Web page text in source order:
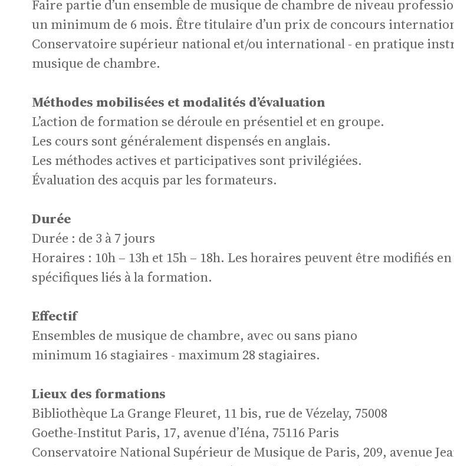
Faire partie d’un ensemble de musique de chambre de niveau
un minimum de 6 mois. Être titulaire d’un prix de concours
Conservatoire supérieur national et/ou international - en pratique
musique de chambre.
Méthodes mobilisées et modalités d’évaluation
L’action de formation se déroule en présentiel et en groupe.
Les cours sont généralement dispensés en anglais.
Les méthodes actives et participatives sont privilégiées.
Évaluation des acquis par les formateurs.
Durée
Durée : de 3 à 7 jours
Horaires : 10h – 13h et 15h – 18h. Les horaires peuvent être modifiés
spécifiques liés à la formation.
Effectif
Ensembles de musique de chambre, avec ou sans piano
minimum 16 stagiaires - maximum 28 stagiaires.
Lieux des formations
Bibliothèque La Grange Fleuret, 11 bis, rue de Vézelay, 75008
Goethe-Institut Paris, 17, avenue d’Iéna, 75116 Paris
Conservatoire National Supérieur de Musique de Paris, 209, avenue